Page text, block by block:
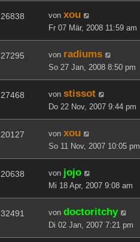
26838 von xou
Fr 07 Mär, 2008 11:59 am
27295 von radiums
So 27 Jan, 2008 8:50 pm
27468 von stissot
Do 22 Nov, 2007 9:44 pm
20127 von xou
So 11 Nov, 2007 10:05 pm
20638 von jojo
Mi 18 Apr, 2007 9:08 am
32491 von doctoritchy
Di 02 Jan, 2007 7:21 pm